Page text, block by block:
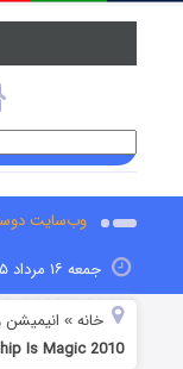
وب‌سایت
جمعه ۱۶ مرداد ۱۴۰۵
خانه » انیمیشن
Is Magic 2010